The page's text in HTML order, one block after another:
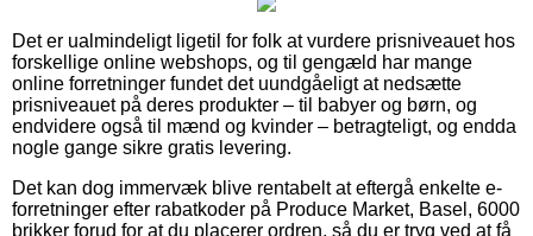
Det er ualmindeligt ligetil for folk at vurdere prisniveauet hos
forskellige online webshops, og til gengæld har mange
online forretninger fundet det uundgåeligt at nedsætte
prisniveauet på deres produkter – til babyer og børn, og
endvidere også til mænd og kvinder – betragteligt, og endda
nogle gange sikre gratis levering.
Det kan dog immervæk blive rentabelt at eftergå enkelte e-
forretninger efter rabatkoder på Produce Market, Basel, 6000
brikker forud for at du placerer ordren, så du er tryg ved at få